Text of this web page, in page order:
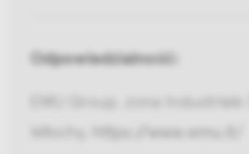
Odpowiedzialność:
EMU Group, zona
Włochy,
https://www.emu.it/